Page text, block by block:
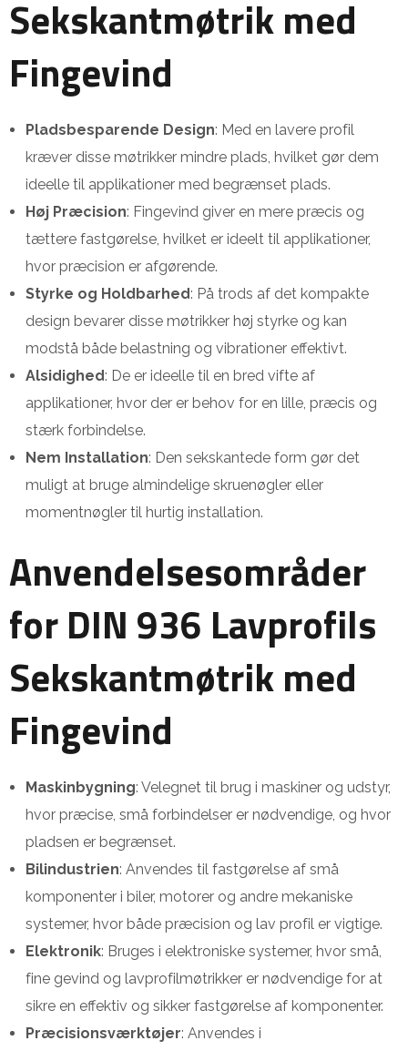
Sekskantmøtrik med
Fingevind
Pladsbesparende Design: Med en lavere profil
kræver disse møtrikker mindre plads, hvilket gør dem
ideelle til applikationer med begrænset plads.
Høj Præcision: Fingevind giver en mere præcis og
tættere fastgørelse, hvilket er ideelt til applikationer,
hvor præcision er afgørende.
Styrke og Holdbarhed: På trods af det kompakte
design bevarer disse møtrikker høj styrke og kan
modstå både belastning og vibrationer effektivt.
Alsidighed: De er ideelle til en bred vifte af
applikationer, hvor der er behov for en lille, præcis og
stærk forbindelse.
Nem Installation: Den sekskantede form gør det
muligt at bruge almindelige skruenøgler eller
momentnøgler til hurtig installation.
Anvendelsesområder
for DIN 936 Lavprofils
Sekskantmøtrik med
Fingevind
Maskinbygning: Velegnet til brug i maskiner og udstyr,
hvor præcise, små forbindelser er nødvendige, og hvor
pladsen er begrænset.
Bilindustrien: Anvendes til fastgørelse af små
komponenter i biler, motorer og andre mekaniske
systemer, hvor både præcision og lav profil er vigtige.
Elektronik: Bruges i elektroniske systemer, hvor små,
fine gevind og lavprofilmøtrikker er nødvendige for at
sikre en effektiv og sikker fastgørelse af komponenter.
Præcisionsværktøjer: Anvendes i